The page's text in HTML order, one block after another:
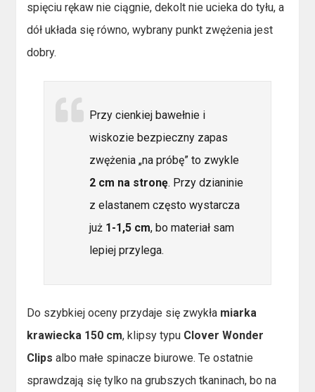
spięciu rękaw nie ciągnie, dekolt nie ucieka do tyłu, a
dół układa się równo, wybrany punkt zwężenia jest
dobry.
Przy cienkiej bawełnie i
wiskozie bezpieczny zapas
zwężenia „na próbę” to zwykle
2 cm na stronę. Przy dzianinie
z elastanem często wystarcza
już 1-1,5 cm, bo materiał sam
lepiej przylega.
Do szybkiej oceny przydaje się zwykła miarka
krawiecka 150 cm, klipsy typu Clover Wonder
Clips albo małe spinacze biurowe. Te ostatnie
sprawdzają się tylko na grubszych tkaninach, bo na